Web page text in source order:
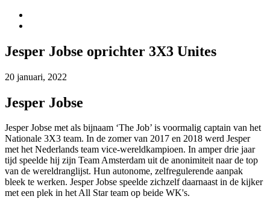
Jesper Jobse oprichter 3X3 Unites
20 januari, 2022
Jesper Jobse
Jesper Jobse met als bijnaam ‘The Job’ is voormalig captain van het
Nationale 3X3 team. In de zomer van 2017 en 2018 werd Jesper
met het Nederlands team vice-wereldkampioen. In amper drie jaar
tijd speelde hij zijn Team Amsterdam uit de anonimiteit naar de top
van de wereldranglijst. Hun autonome, zelfregulerende aanpak
bleek te werken. Jesper Jobse speelde zichzelf daarnaast in de kijker
met een plek in het All Star team op beide WK's.